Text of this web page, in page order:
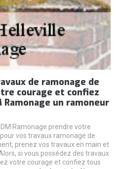
de ramonage de
courage et confiez
un ramoneur
Ramonage prendre votre
vos travaux ramonage de
prenez vos travaux en main et
si vous possédez des travaux
votre courage et confiez tous